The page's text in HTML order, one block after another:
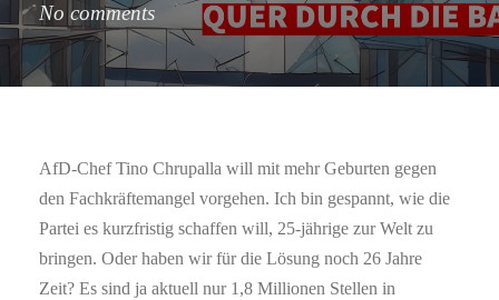
No comments
AfD-Chef Tino Chrupalla will mit mehr Geburten gegen
den Fachkräftemangel vorgehen. Ich bin gespannt, wie die
Partei es kurzfristig schaffen will, 25-jährige zur Welt zu
bringen. Oder haben wir für die Lösung noch 26 Jahre
Zeit? Es sind ja aktuell nur 1,8 Millionen Stellen in